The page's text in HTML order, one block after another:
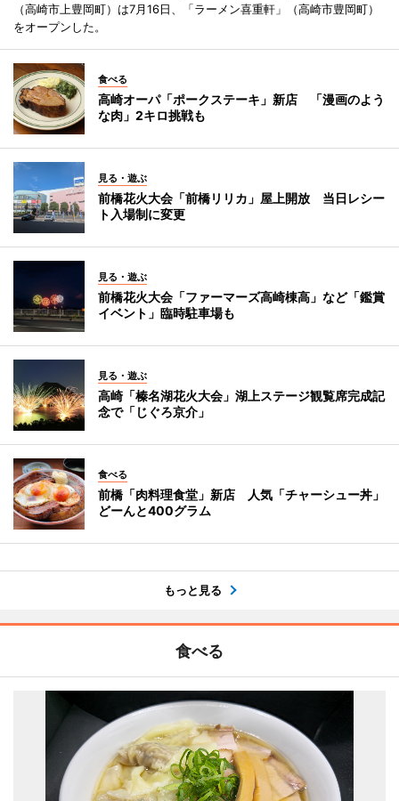
（高崎市上豊岡町）は7月16日、「ラーメン喜重軒」（高崎市豊岡町）
をオープンした。
食べる
高崎オーパ「ポークステーキ」新店 「漫画のよう
な肉」2キロ挑戦も
見る・遊ぶ
前橋花火大会「前橋リリカ」屋上開放 当日レシー
ト入場制に変更
見る・遊ぶ
前橋花火大会「ファーマーズ高崎棟高」など「鑑賞
イベント」臨時駐車場も
見る・遊ぶ
高崎「榛名湖花火大会」湖上ステージ観覧席完成記
念で「じぐろ京介」
食べる
前橋「肉料理食堂」新店 人気「チャーシュー丼」
どーんと400グラム
もっと見る
食べる